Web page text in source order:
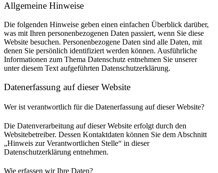
Allgemeine Hinweise
Die folgenden Hinweise geben einen einfachen Überblick darüber,
was mit Ihren personenbezogenen Daten passiert, wenn Sie diese
Website besuchen. Personenbezogene Daten sind alle Daten, mit
denen Sie persönlich identifiziert werden können. Ausführliche
Informationen zum Thema Datenschutz entnehmen Sie unserer
unter diesem Text aufgeführten Datenschutzerklärung.
Datenerfassung auf dieser Website
Wer ist verantwortlich für die Datenerfassung auf dieser Website?
Die Datenverarbeitung auf dieser Website erfolgt durch den
Websitebetreiber. Dessen Kontaktdaten können Sie dem Abschnitt
„Hinweis zur Verantwortlichen Stelle“ in dieser
Datenschutzerklärung entnehmen.
Wie erfassen wir Ihre Daten?